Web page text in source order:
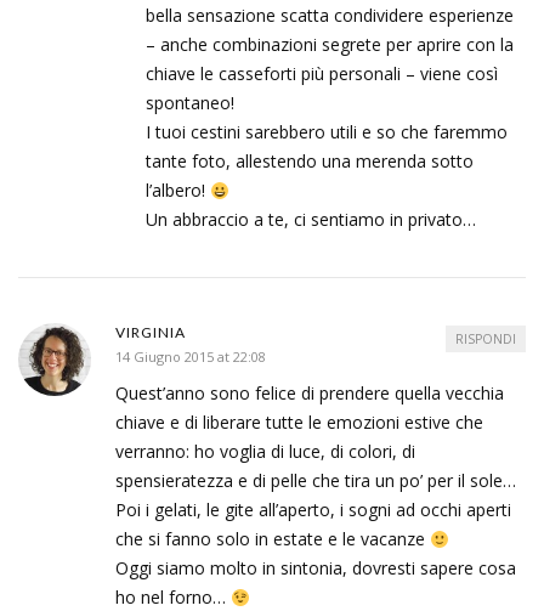
bella sensazione scatta condividere esperienze
– anche combinazioni segrete per aprire con la
chiave le casseforti più personali – viene così
spontaneo!
I tuoi cestini sarebbero utili e so che faremmo
tante foto, allestendo una merenda sotto
l’albero!
Un abbraccio a te, ci sentiamo in privato…
VIRGINIA
14 Giugno 2015 at 22:08
Quest’anno sono felice di prendere quella vecchia
chiave e di liberare tutte le emozioni estive che
verranno: ho voglia di luce, di colori, di
spensieratezza e di pelle che tira un po’ per il sole…
Poi i gelati, le gite all’aperto, i sogni ad occhi aperti
che si fanno solo in estate e le vacanze
Oggi siamo molto in sintonia, dovresti sapere cosa
ho nel forno…
RISPONDI